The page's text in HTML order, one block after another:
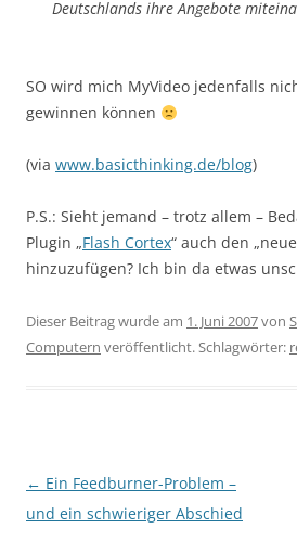
Deutschlands ihre Angebote
SO wird mich MyVideo jedenfalls
gewinnen können
(via www.basicthinking.de/blog)
P.S.: Sieht jemand – trotz allem –
Plugin „Flash Cortex“ auch den
hinzuzufügen? Ich bin da etwas
Dieser Beitrag wurde am 1. Juni 2007von
Computern veröffentlicht. Schlagwörter:
Beitragsnavigation
← Ein Feedburner-Problem –
und ein schwieriger Abschied